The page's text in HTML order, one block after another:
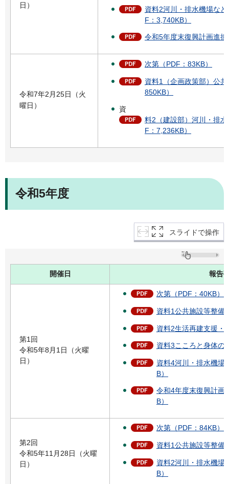
日）
資料2河川・排水機場な
F：3,740KB）
令和5年度末復興計画進
令和7年2月25日（火
曜日）
次第（PDF：83KB）
資料1（企画政策部）公
850KB）
資
料2（建設部）河川・排
F：7,236KB）
令和5年度
スライドで操作
開催日 報告
第1回
令和5年8月1日（火曜
日）
次第（PDF：40KB）
資料1公共施設等整備
資料2生活再建支援・
資料3こころと身体の
資料4河川・排水機場
B）
令和4年度末復興計画
B）
第2回
令和5年11月28日（火曜
日）
次第（PDF：84KB）
資料1公共施設等整備
資料2河川・排水機場
B）